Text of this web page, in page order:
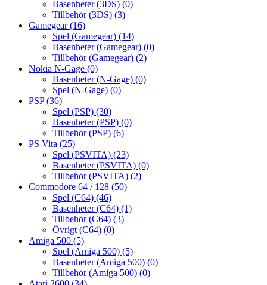
Basenheter (3DS) (0)
Tillbehör (3DS) (3)
Gamegear(16)
Spel (Gamegear) (14)
Basenheter (Gamegear) (0)
Tillbehör (Gamegear) (2)
Nokia N-Gage (0)
Basenheter (N-Gage) (0)
Spel (N-Gage) (0)
PSP(36)
Spel (PSP) (30)
Basenheter (PSP) (0)
Tillbehör (PSP) (6)
PS Vita (25)
Spel (PSVITA) (23)
Basenheter (PSVITA) (0)
Tillbehör (PSVITA) (2)
Commodore 64 / 128 (50)
Spel (C64) (46)
Basenheter (C64) (1)
Tillbehör (C64) (3)
Övrigt (C64) (0)
Amiga 500 (5)
Spel (Amiga 500) (5)
Basenheter (Amiga 500) (0)
Tillbehör (Amiga 500) (0)